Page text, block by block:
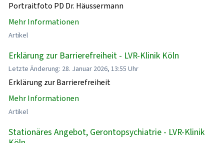
Portraitfoto PD Dr. Häussermann
Mehr Informationen
Artikel
Erklärung zur Barrierefreiheit - LVR-Klinik Köln
Letzte Änderung: 28. Januar 2026, 13:55 Uhr
Erklärung zur Barrierefreiheit
Mehr Informationen
Artikel
Stationäres Angebot, Gerontopsychiatrie - LVR-Klinik